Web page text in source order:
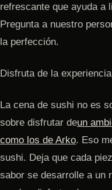
refrescante que ayuda a
Pregunta a nuestro
la perfección.
Disfruta de la
La cena de sushi no es
sobre disfrutar deun
como los de Arko. Eso
sushi. Deja que cada
sabor se desarrolle a un